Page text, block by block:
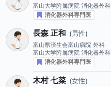
富山大学附属病院 消化器外科
消化器外科専門医
長森 正和 男性
富山県済生会富山病院 外科
富山大学附属病院 消化器外科
消化器外科専門医
木村 七菜 女性